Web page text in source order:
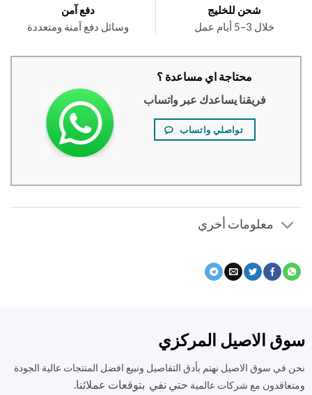
شحن للخليج
دفع آمن
وسائل دفع آمنة ومتعددة
محتاجة اي مساعدة ؟
فريقنا يساعدك عبر واتساب
تواصلي واتساب
معلومات أخري
الاصيل المركزي
سوق الاصيل نهتم بأدق التفاصيل ونبيع افضل المنتجات عالية الجودة
مع شركات عالميةحتي نفي بتوقعات عملائنا.